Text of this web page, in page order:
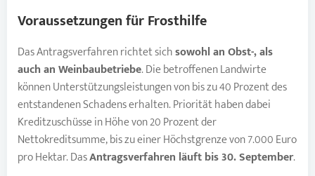
Voraussetzungen fürFrosthilfe
Das Antragsverfahren richtet sichsowohl an Obst-, als
auch an Weinbaubetriebe. Die betroffenen Landwirte
können Unterstützungsleistungen von bis zu 40 Prozent des
entstandenen Schadens erhalten. Priorität haben dabei
Kreditzuschüsse in Höhe von 20 Prozent der
Nettokreditsumme, bis zu einer Höchstgrenze von 7.000 Euro
pro Hektar. DasAntragsverfahren läuft bis 30. September.